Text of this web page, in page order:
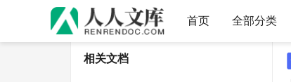
首页 全部分类
相关文档